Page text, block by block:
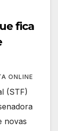
fica
ONLINE
(STF)
novas